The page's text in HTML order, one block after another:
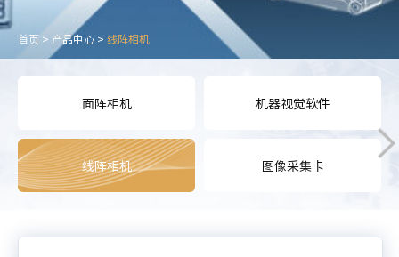
首页 > 产品中心 > 线阵相机
面阵相机
线阵相机
机器视觉软件
图像采集卡